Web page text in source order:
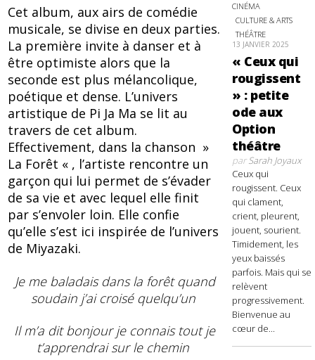
Cet album, aux airs de comédie
musicale, se divise en deux parties.
La première invite à danser et à
être optimiste alors que la
seconde est plus mélancolique,
poétique et dense. L’univers
artistique de Pi Ja Ma se lit au
travers de cet album.
Effectivement, dans la chanson »
La Forêt « , l’artiste rencontre un
garçon qui lui permet de s’évader
de sa vie et avec lequel elle finit
par s’envoler loin. Elle confie
qu’elle s’est ici inspirée de l’univers
de Miyazaki.
Je me baladais dans la forêt quand
soudain j’ai croisé quelqu’un
Il m’a dit bonjour je connais tout je
t’apprendrai sur le chemin
CINÉMA
CULTURE & ARTS
THÉÂTRE
13 JANVIER 2025
« Ceux qui
rougissent
» : petite
ode aux
Option
théâtre
parSarah Joyaux
Ceux qui
rougissent. Ceux
qui clament,
crient, pleurent,
jouent, sourient.
Timidement, les
yeux baissés
parfois. Mais qui se
relèvent
progressivement.
Bienvenue au
cœur de...